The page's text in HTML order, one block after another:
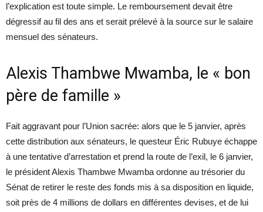
l’explication est toute simple. Le remboursement devait être
dégressif au fil des ans et serait prélevé à la source sur le salaire
mensuel des sénateurs.
Alexis Thambwe Mwamba, le « bon
père de famille »
Fait aggravant pour l’Union sacrée: alors que le 5 janvier, après
cette distribution aux sénateurs, le questeur Éric Rubuye échappe
à une tentative d’arrestation et prend la route de l’exil, le 6 janvier,
le président Alexis Thambwe Mwamba ordonne au trésorier du
Sénat de retirer le reste des fonds mis à sa disposition en liquide,
soit près de 4 millions de dollars en différentes devises, et de lui